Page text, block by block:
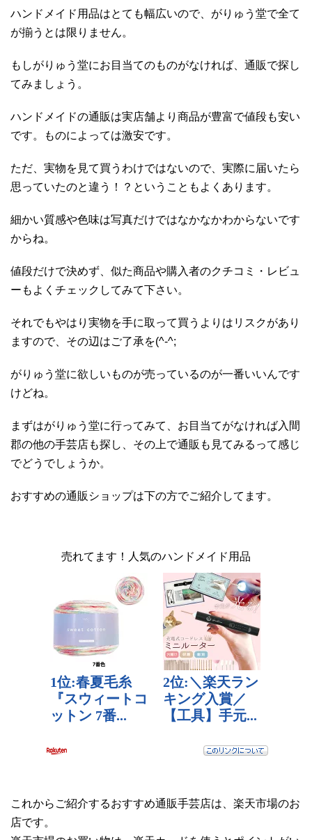
ハンドメイド用品はとても幅広いので、がりゅう堂で全て
が揃うとは限りません。
もしがりゅう堂にお目当てのものがなければ、通販で探し
てみましょう。
ハンドメイドの通販は実店舗より商品が豊富で値段も安い
です。ものによっては激安です。
ただ、実物を見て買うわけではないので、実際に届いたら
思っていたのと違う！？ということもよくあります。
細かい質感や色味は写真だけではなかなかわからないです
からね。
値段だけで決めず、似た商品や購入者のクチコミ・レビュ
ーもよくチェックしてみて下さい。
それでもやはり実物を手に取って買うよりはリスクがあり
ますので、その辺はご了承を(^-^;
がりゅう堂に欲しいものが売っているのが一番いいんです
けどね。
まずはがりゅう堂に行ってみて、お目当てがなければ入間
郡の他の手芸店も探し、その上で通販も見てみるって感じ
でどうでしょうか。
おすすめの通販ショップは下の方でご紹介してます。
売れてます！人気のハンドメイド用品
これからご紹介するおすすめ通販手芸店は、楽天市場のお
店です。